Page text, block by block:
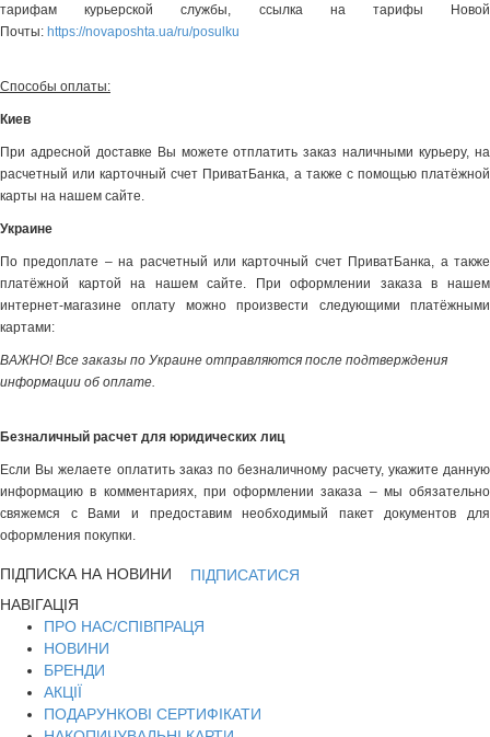
тарифам курьерской службы, ссылка на тарифы Новой
Почты: https://novaposhta.ua/ru/posulku
Способы оплаты:
Киев
При адресной доставке Вы можете отплатить заказ наличными курьеру, на
расчетный или карточный счет ПриватБанка, а также с помощью платёжной
карты на нашем сайте.
Украине
По предоплате – на расчетный или карточный счет ПриватБанка, а также
платёжной картой на нашем сайте. При оформлении заказа в нашем
интернет-магазине оплату можно произвести следующими платёжными
картами:
ВАЖНО! Все заказы по Украине отправляются после подтверждения
информации об оплате.
Безналичный расчет для юридических лиц
Если Вы желаете оплатить заказ по безналичному расчету, укажите данную
информацию в комментариях, при оформлении заказа – мы обязательно
свяжемся с Вами и предоставим необходимый пакет документов для
оформления покупки.
ПІДПИСКА НА НОВИНИ
ПІДПИСАТИСЯ
НАВІГАЦІЯ
ПРО НАС/СПІВПРАЦЯ
НОВИНИ
БРЕНДИ
АКЦІЇ
ПОДАРУНКОВІ СЕРТИФІКАТИ